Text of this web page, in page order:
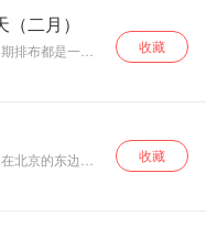
人祸上了……
二月）
排布都是一样
经都发哪些不
那天历史上就
收藏
北京的东边
个勾栏院，最
收藏